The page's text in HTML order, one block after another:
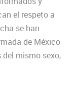
el respeto a
se han
de México
mismo sexo,